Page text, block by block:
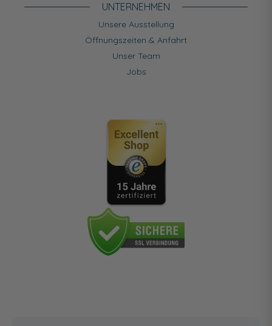
UNTERNEHMEN
Unsere Ausstellung
Öffnungszeiten & Anfahrt
Unser Team
Jobs